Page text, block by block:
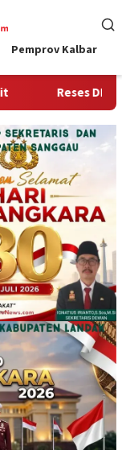
Pemprov Kalbar
Sambas Denny di